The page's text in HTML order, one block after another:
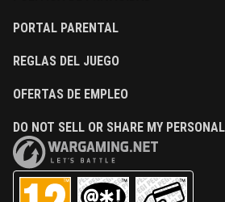
PORTAL PARENTAL
REGLAS DEL JUEGO
OFERTAS DE EMPLEO
DO NOT SELL OR SHARE MY